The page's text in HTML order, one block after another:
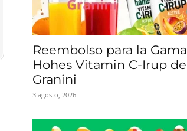
Reembolso para la Gama
Hohes Vitamin C-Irup de
Granini
3 agosto, 2026